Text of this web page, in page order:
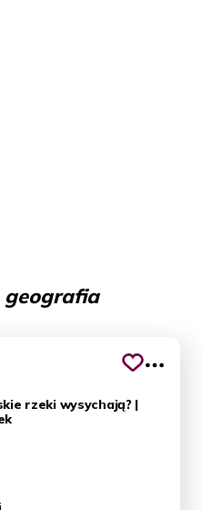
geografia
rzeki wysychają? |